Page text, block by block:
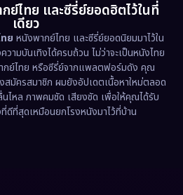
(363)
(326)
(9)
(57)
ย์ไทย และซีรี่ย์ยอดฮิตไว้ในที่
เดียว
ย หนังพากย์ไทย และซีรี่ย์ยอดนิยมมาไว้ใน
วามบันเทิงได้ครบถ้วน ไม่ว่าจะเป็นหนังไทย
ย์ไทย หรือซีรี่ย์จากแพลตฟอร์มดัง คุณ
สมัครสมาชิก ผมยังอัปเดตเนื้อหาใหม่ตลอด
ไหล ภาพคมชัด เสียงชัด เพื่อให้คุณได้รับ
ดีที่สุดเหมือนยกโรงหนังมาไว้ที่บ้าน